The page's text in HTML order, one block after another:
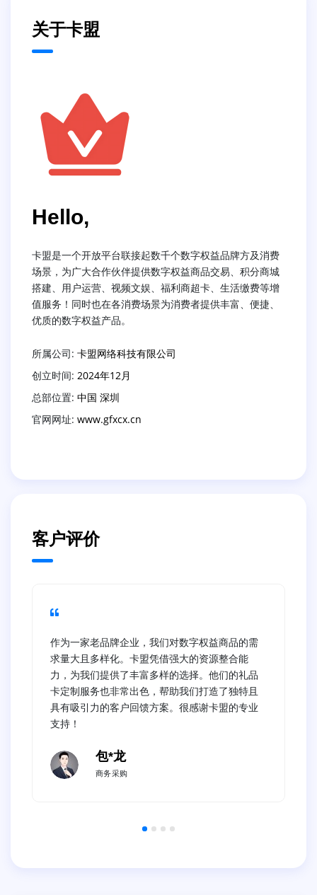
关于卡盟
Hello,
卡盟是一个开放平台联接起数千个数字权益品牌方及消费
场景，为广大合作伙伴提供数字权益商品交易、积分商城
搭建、用户运营、视频文娱、福利商超卡、生活缴费等增
值服务！同时也在各消费场景为消费者提供丰富、便捷、
优质的数字权益产品。
所属公司: 卡盟网络科技有限公司
创立时间: 2024年12月
总部位置: 中国 深圳
官网网址: www.gfxcx.cn
客户评价
作为一家老品牌企业，我们对数字权益商品的需
求量大且多样化。卡盟凭借强大的资源整合能
力，为我们提供了丰富多样的选择。他们的礼品
卡定制服务也非常出色，帮助我们打造了独特且
具有吸引力的客户回馈方案。很感谢卡盟的专业
支持！
包*龙
商务采购